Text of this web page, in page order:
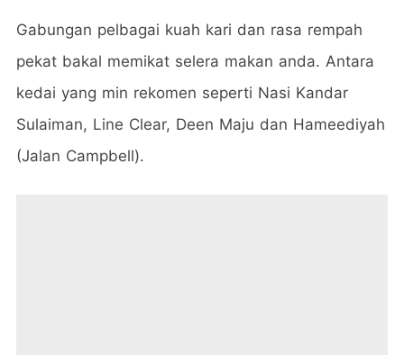
Gabungan pelbagai kuah kari dan rasa rempah
pekat bakal memikat selera makan anda. Antara
kedai yang min rekomen seperti Nasi Kandar
Sulaiman, Line Clear, Deen Maju dan Hameediyah
(Jalan Campbell).